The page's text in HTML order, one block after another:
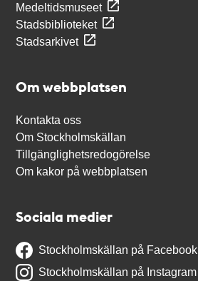
Medeltidsmuseet
Stadsbiblioteket
Stadsarkivet
Om webbplatsen
Kontakta oss
Om Stockholmskällan
Tillgänglighetsredogörelse
Om kakor på webbplatsen
Sociala medier
Stockholmskällan på Facebook
Stockholmskällan på Instagram